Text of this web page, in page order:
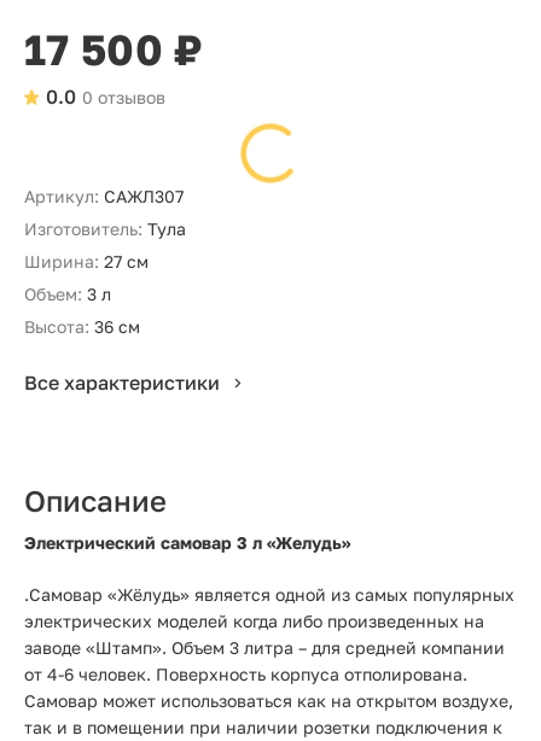
17 500 ₽
0 отзывов
0.0
Артикул: САЖЛ307
Изготовитель: Тула
Ширина: 27 см
Объем: 3 л
Высота: 36 см
Все характеристики
Описание
Электрический самовар 3 л «Желудь»
.Самовар «Жёлудь» является одной из самых популярных
электрических моделей когда либо произведенных на
заводе «Штамп». Объем 3 литра – для средней компании
от 4-6 человек. Поверхность корпуса отполирована.
Самовар может использоваться как на открытом воздухе,
так и в помещении при наличии розетки подключения к